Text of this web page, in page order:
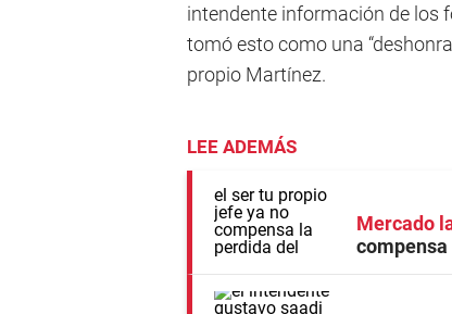
intendente información de los
tomó esto como una
propio Martínez.
LEE ADEMÁS
Mercado